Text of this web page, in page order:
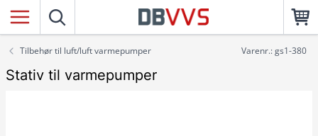
Tilbehør til luft/luft varmepumper Varenr.: gs1-380
Stativ til varmepumper